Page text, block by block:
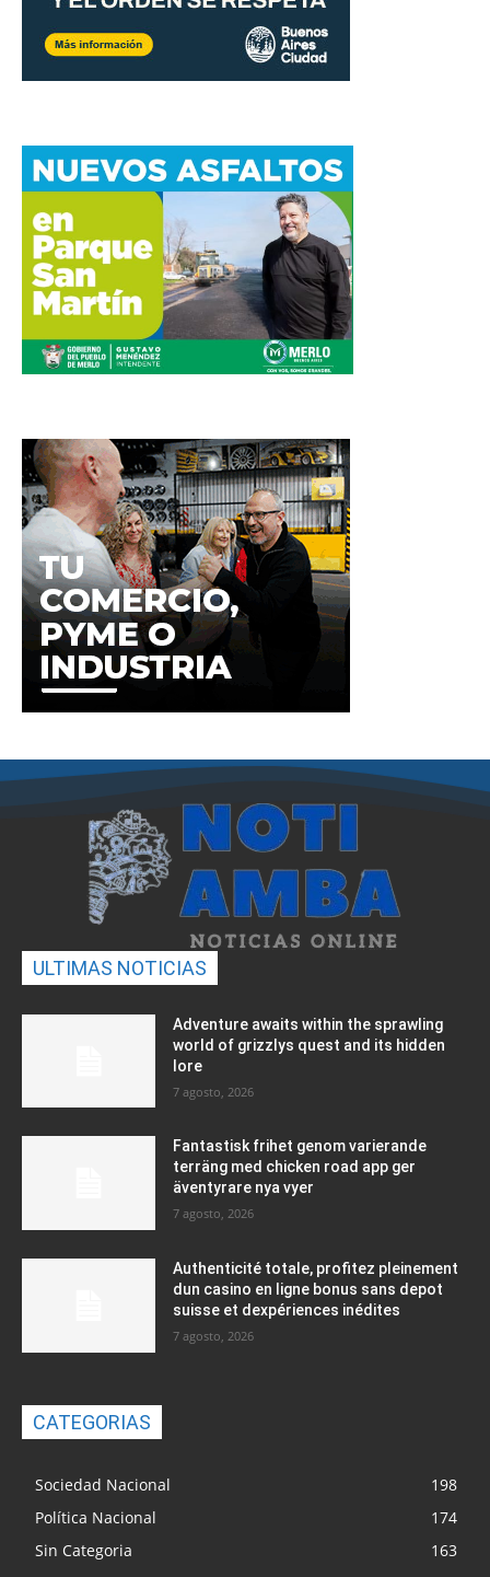
ULTIMAS NOTICIAS
Adventure awaits within the sprawling
world of grizzlys quest and its hidden
lore
7 agosto, 2026
Fantastisk frihet genom varierande
terräng med chicken road app ger
äventyrare nya vyer
7 agosto, 2026
Authenticité totale, profitez pleinement
dun casino en ligne bonus sans depot
suisse et dexpériences inédites
7 agosto, 2026
CATEGORIAS
Sociedad Nacional
198
Política Nacional
174
Sin Categoria
163